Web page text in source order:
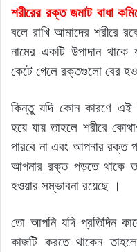
শরীরের রক্ত জমাট বাধা
বলে রাখি আমাদের শরীরে
নামের একটি উপাদান থাকে
কেটে গেলে রক্তগুলো বের
কিন্তু যদি কোন কারণে এই
হয়ে যায় তাহলে শরীরে
পারবে না এবং আপনার রক্ত
আপনার রক্ত পড়তে থাকে
হওয়ার সম্ভাবনা রয়েছে ।
তো আপনি যদি প্রতিদিন
কাজটি করতে থাকেন